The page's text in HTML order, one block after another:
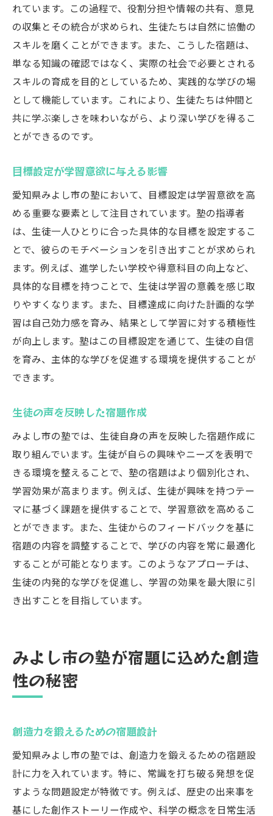
れています。この過程で、役割分担や情報の共有、意見
の収集とその統合が求められ、生徒たちは自然に協働の
スキルを磨くことができます。また、こうした宿題は、
単なる知識の確認ではなく、実際の社会で必要とされる
スキルの育成を目的としているため、実践的な学びの場
として機能しています。これにより、生徒たちは仲間と
共に学ぶ楽しさを味わいながら、より深い学びを得るこ
とができるのです。
目標設定が学習意欲に与える影響
愛知県みよし市の塾において、目標設定は学習意欲を高
める重要な要素として注目されています。塾の指導者
は、生徒一人ひとりに合った具体的な目標を設定するこ
とで、彼らのモチベーションを引き出すことが求められ
ます。例えば、進学したい学校や得意科目の向上など、
具体的な目標を持つことで、生徒は学習の意義を感じ取
りやすくなります。また、目標達成に向けた計画的な学
習は自己効力感を育み、結果として学習に対する積極性
が向上します。塾はこの目標設定を通じて、生徒の自信
を育み、主体的な学びを促進する環境を提供することが
できます。
生徒の声を反映した宿題作成
みよし市の塾では、生徒自身の声を反映した宿題作成に
取り組んでいます。生徒が自らの興味やニーズを表明で
きる環境を整えることで、塾の宿題はより個別化され、
学習効果が高まります。例えば、生徒が興味を持つテー
マに基づく課題を提供することで、学習意欲を高めるこ
とができます。また、生徒からのフィードバックを基に
宿題の内容を調整することで、学びの内容を常に最適化
することが可能となります。このようなアプローチは、
生徒の内発的な学びを促進し、学習の効果を最大限に引
き出すことを目指しています。
みよし市の塾が宿題に込めた創造
性の秘密
創造力を鍛えるための宿題設計
愛知県みよし市の塾では、創造力を鍛えるための宿題設
計に力を入れています。特に、常識を打ち破る発想を促
すような問題設定が特徴です。例えば、歴史の出来事を
基にした創作ストーリー作成や、科学の概念を日常生活